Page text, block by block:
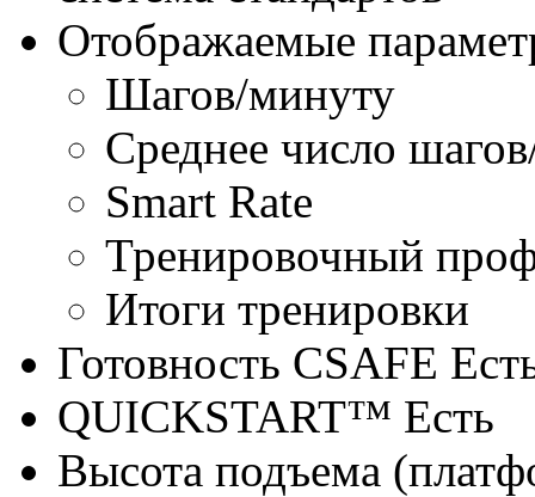
Отображаемые
Шагов/минуту
Среднее число
Smart Rate
Тренировочный
Итоги тренировки
Готовность CSAFE
QUICKSTART™ Есть
Высота подъема